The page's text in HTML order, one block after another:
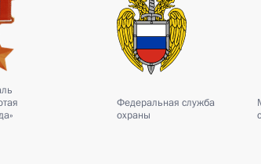
Федеральная служба
охраны